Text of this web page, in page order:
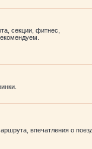
секции, фитнес,
впечатления о